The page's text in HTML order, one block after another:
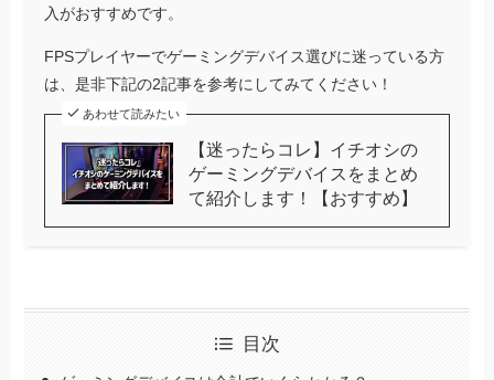
入がおすすめです。
FPSプレイヤーでゲーミングデバイス選びに迷っている方
は、是非下記の2記事を参考にしてみてください！
あわせて読みたい
【迷ったらコレ】イチオシの
ゲーミングデバイスをまとめ
て紹介します！【おすすめ】
目次